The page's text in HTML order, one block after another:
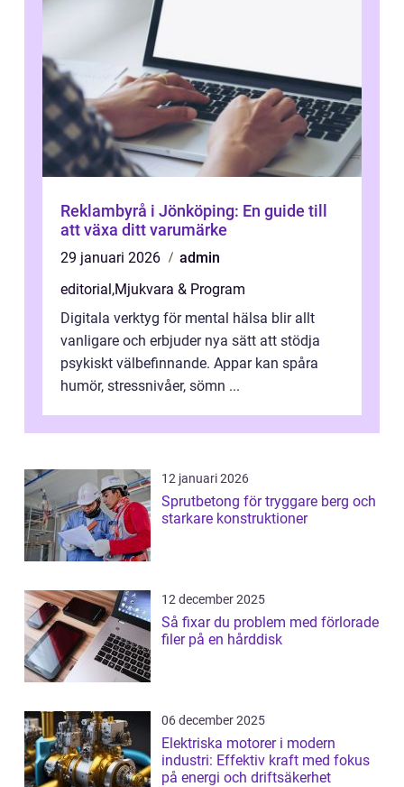
Reklambyrå i Jönköping: En guide till
att växa ditt varumärke
29 januari 2026
admin
editorial,Mjukvara & Program
Digitala verktyg för mental hälsa blir allt
vanligare och erbjuder nya sätt att stödja
psykiskt välbefinnande. Appar kan spåra
humör, stressnivåer, sömn ...
12 januari 2026
Sprutbetong för tryggare berg och
starkare konstruktioner
12 december 2025
Så fixar du problem med förlorade
filer på en hårddisk
06 december 2025
Elektriska motorer i modern
industri: Effektiv kraft med fokus
på energi och driftsäkerhet